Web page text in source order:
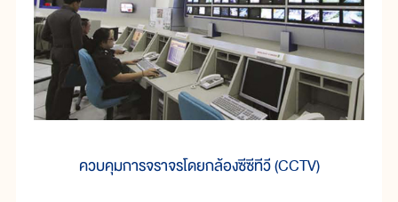
ควบคุมการจราจรโดยกล้องซีซีทีวี (CCTV)